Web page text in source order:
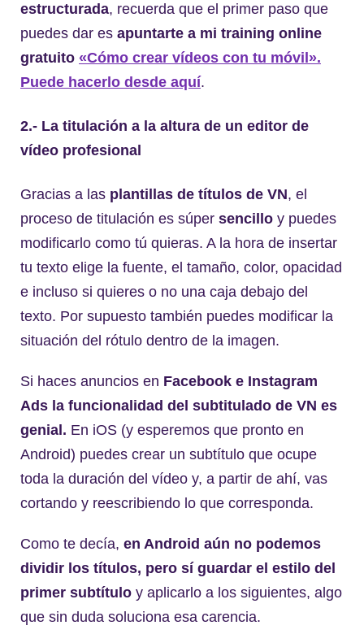
estructurada, recuerda que el primer paso que
puedes dar es apuntarte a mi training online
gratuito «Cómo crear vídeos con tu móvil».
Puede hacerlo desde aquí.
2.- La titulación a la altura de un editor de
vídeo profesional
Gracias a las plantillas de títulos de VN, el
proceso de titulación es súper sencillo y puedes
modificarlo como tú quieras. A la hora de insertar
tu texto elige la fuente, el tamaño, color, opacidad
e incluso si quieres o no una caja debajo del
texto. Por supuesto también puedes modificar la
situación del rótulo dentro de la imagen.
Si haces anuncios en Facebook e Instagram
Ads la funcionalidad del subtitulado de VN es
genial. En iOS (y esperemos que pronto en
Android) puedes crear un subtítulo que ocupe
toda la duración del vídeo y, a partir de ahí, vas
cortando y reescribiendo lo que corresponda.
Como te decía, en Android aún no podemos
dividir los títulos, pero sí guardar el estilo del
primer subtítulo y aplicarlo a los siguientes, algo
que sin duda soluciona esa carencia.